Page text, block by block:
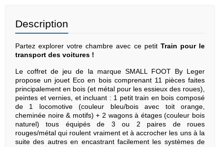
Description
Partez explorer votre chambre avec ce petit Train pour le
transport des voitures !
Le coffret de jeu de la marque SMALL FOOT By Leger
propose un jouet Eco en bois comprenant 11 pièces faites
principalement en bois (et métal pour les essieux des roues),
peintes et vernies, et incluant : 1 petit train en bois composé
de 1 locomotive (couleur bleu/bois avec toit orange,
cheminée noire & motifs) + 2 wagons à étages (couleur bois
naturel) tous équipés de 3 ou 2 paires de roues
rouges/métal qui roulent vraiment et à accrocher les uns à la
suite des autres en encastrant facilement les systèmes de